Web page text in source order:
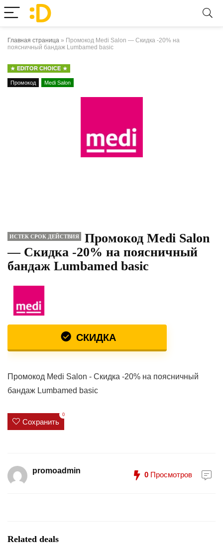
Главная страница » Промокод Medi Salon — Скидка -20% на
поясничный бандаж Lumbamed basic
EDITOR CHOICE
Промокод Medi Salon
ИСТЕК СРОК ДЕЙСТВИЯ
Промокод Medi Salon
— Скидка -20% на поясничный
бандаж Lumbamed basic
СКИДКА
Промокод Medi Salon - Скидка -20% на поясничный
бандаж Lumbamed basic
Сохранить
0
promoadmin 0 Просмотров
Related deals